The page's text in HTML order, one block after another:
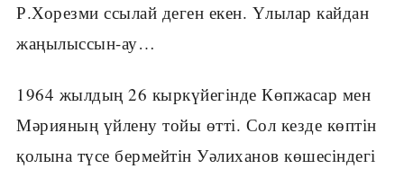
Р.Хорезми ссылай деген екен. Үлылар кайдан
жаңылыссын-ау…
1964 жылдың 26 кыркүйегінде Көпжасар мен
Мәрияның үйлену тойы өтті. Сол кезде көптін
қолына түсе бермейтін Уәлиханов көшесіндегі